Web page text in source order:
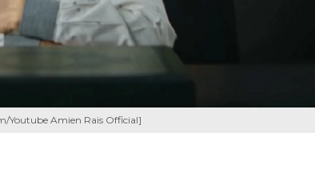
Youtube Amien Rais Official]